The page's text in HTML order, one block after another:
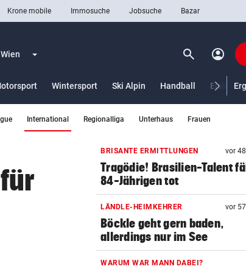
Krone mobile Immosuche Jobsuche Bazar
Wien Menü aufklappen search Suchen
account_circle
Wintersport Ski Alpin Handball
International Regionalliga Unterhaus Frauen
BRISANTE ERMITTLUNGEN vor
Tragödie! Brasilien-Talent
84-Jährigen tot
LÄNDLE-HEIMKEHRER vor
Böckle geht gern baden,
allerdings nur im See
WARUM WAR MANN DABEI?